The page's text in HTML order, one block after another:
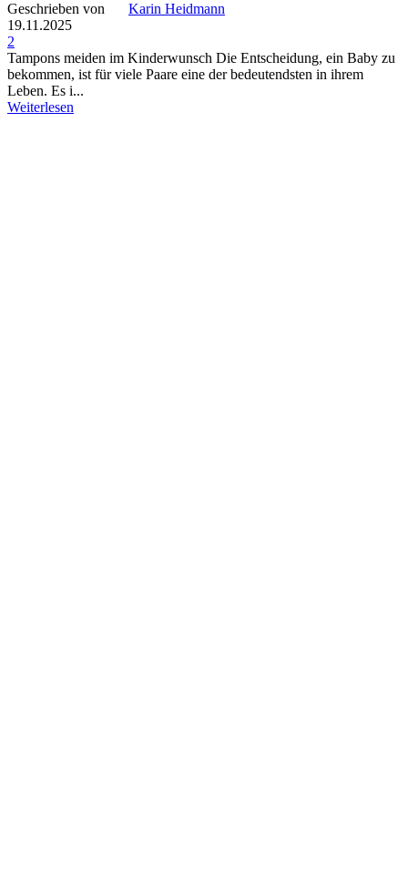
Geschrieben von
Karin Heidmann
19.11.2025
2
Tampons meiden im Kinderwunsch Die Entscheidung, ein Baby zu
bekommen, ist für viele Paare eine der bedeutendsten in ihrem
Leben. Es i...
Weiterlesen